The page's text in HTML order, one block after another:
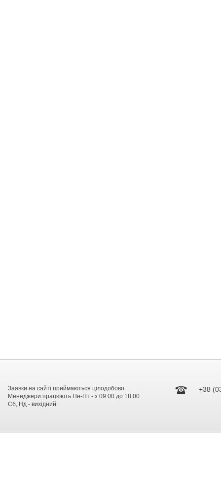
Заявки на сайті приймаються цілодобово.
Менеджери працюють Пн-Пт - з 09:00 до 18:00
Сб, Нд - вихідний.
+38